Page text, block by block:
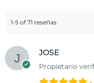
1-5 of 71 reseñas
JOSE
Propietario